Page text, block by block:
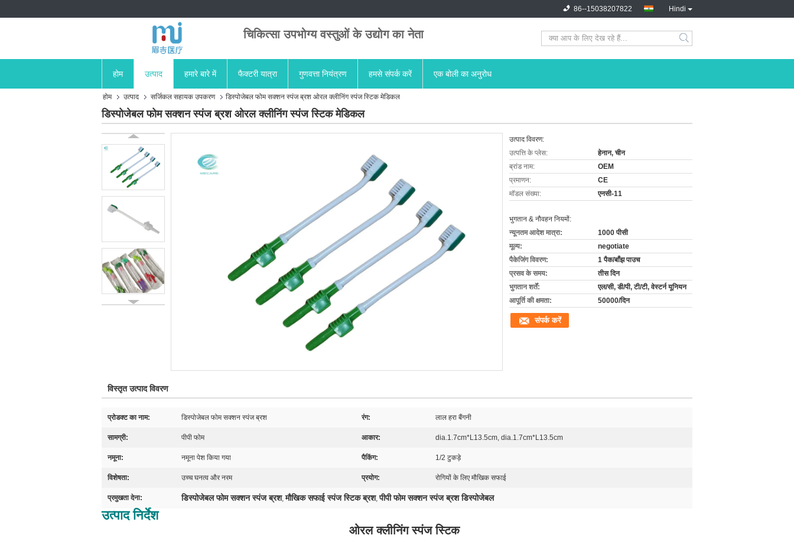
Hindi
86--15038207822
चिकित्सा उपभोग्य वस्तुओं के उद्योग का नेता
होम उत्पाद हमारे बारे में फैक्टरी यात्रा गुणवत्ता नियंत्रण हमसे संपर्क करें एक बोली का अनुरोध
होम उत्पाद सर्जिकल सहायक उपकरण डिस्पोजेबल फोम सक्शन स्पंज ब्रश ओरल क्लीनिंग स्पंज स्टिक मेडिकल
डिस्पोजेबल फोम सक्शन स्पंज ब्रश ओरल क्लीनिंग स्पंज स्टिक मेडिकल
उत्पाद विवरण:
उत्पत्ति के प्लेस:
हेनान, चीन
ब्रांड नाम:
OEM
प्रमाणन:
CE
मॉडल संख्या:
एनसी-11
भुगतान & नौवहन नियमों:
न्यूनतम आदेश मात्रा:
1000 पीसी
मूल्य:
negotiate
पैकेजिंग विवरण:
1 पैक/बाँझ पाउच
प्रसव के समय:
तीस दिन
भुगतान शर्तें:
एल/सी, डी/पी, टी/टी, वेस्टर्न यूनियन
आपूर्ति की क्षमता:
50000/दिन
संपर्क करें
विस्तृत उत्पाद विवरण
प्रोडक्ट का नाम: डिस्पोजेबल फोम सक्शन स्पंज ब्रश रंग: लाल हरा बैंगनी
सामग्री: पीपी फोम आकार: dia.1.7cm*L13.5cm, dia.1.7cm*L13.5cm
नमूना: नमूना पेश किया गया पैकिंग: 1/2 टुकड़े
विशेषता: उच्च घनत्व और नरम प्रयोग: रोगियों के लिए मौखिक सफाई
प्रमुखता देना: डिस्पोजेबल फोम सक्शन स्पंज ब्रश,मौखिक सफाई स्पंज स्टिक ब्रश,पीपी फोम सक्शन स्पंज ब्रश डिस्पोजेबल
उत्पाद निर्देश
ओरल क्लीनिंग स्पंज स्टिक